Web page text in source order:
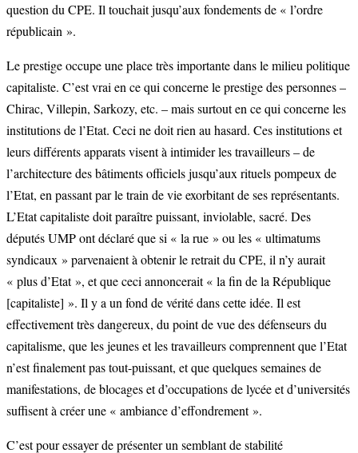
question du CPE. Il touchait jusqu’aux fondements de « l’ordre
républicain ».
Le prestige occupe une place très importante dans le milieu politique
capitaliste. C’est vrai en ce qui concerne le prestige des personnes –
Chirac, Villepin, Sarkozy, etc. – mais surtout en ce qui concerne les
institutions de l’Etat. Ceci ne doit rien au hasard. Ces institutions et
leurs différents apparats visent à intimider les travailleurs – de
l’architecture des bâtiments officiels jusqu’aux rituels pompeux de
l’Etat, en passant par le train de vie exorbitant de ses représentants.
L’Etat capitaliste doit paraître puissant, inviolable, sacré. Des
députés UMP ont déclaré que si « la rue » ou les « ultimatums
syndicaux » parvenaient à obtenir le retrait du CPE, il n’y aurait
« plus d’Etat », et que ceci annoncerait « la fin de la République
[capitaliste] ». Il y a un fond de vérité dans cette idée. Il est
effectivement très dangereux, du point de vue des défenseurs du
capitalisme, que les jeunes et les travailleurs comprennent que l’Etat
n’est finalement pas tout-puissant, et que quelques semaines de
manifestations, de blocages et d’occupations de lycée et d’universités
suffisent à créer une « ambiance d’effondrement ».
C’est pour essayer de présenter un semblant de stabilité